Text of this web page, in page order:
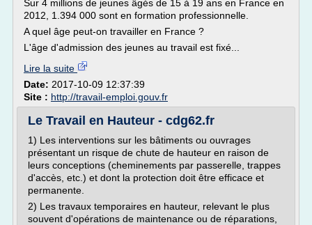
Sur 4 millions de jeunes âgés de 15 à 19 ans en France en
2012, 1.394 000 sont en formation professionnelle.
A quel âge peut-on travailler en France ?
L'âge d'admission des jeunes au travail est fixé...
Lire la suite
Date: 2017-10-09 12:37:39
Site : http://travail-emploi.gouv.fr
Le Travail en Hauteur - cdg62.fr
1) Les interventions sur les bâtiments ou ouvrages
présentant un risque de chute de hauteur en raison de
leurs conceptions (cheminements par passerelle, trappes
d'accès, etc.) et dont la protection doit être efficace et
permanente.
2) Les travaux temporaires en hauteur, relevant le plus
souvent d'opérations de maintenance ou de réparations,